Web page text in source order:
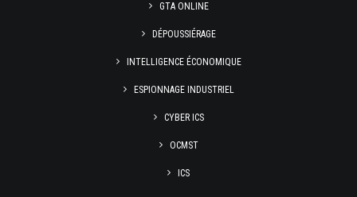
GTA ONLINE
DÉPOUSSIÉRAGE
INTELLIGENCE ÉCONOMIQUE
ESPIONNAGE INDUSTRIEL
CYBER ICS
OCMST
ICS